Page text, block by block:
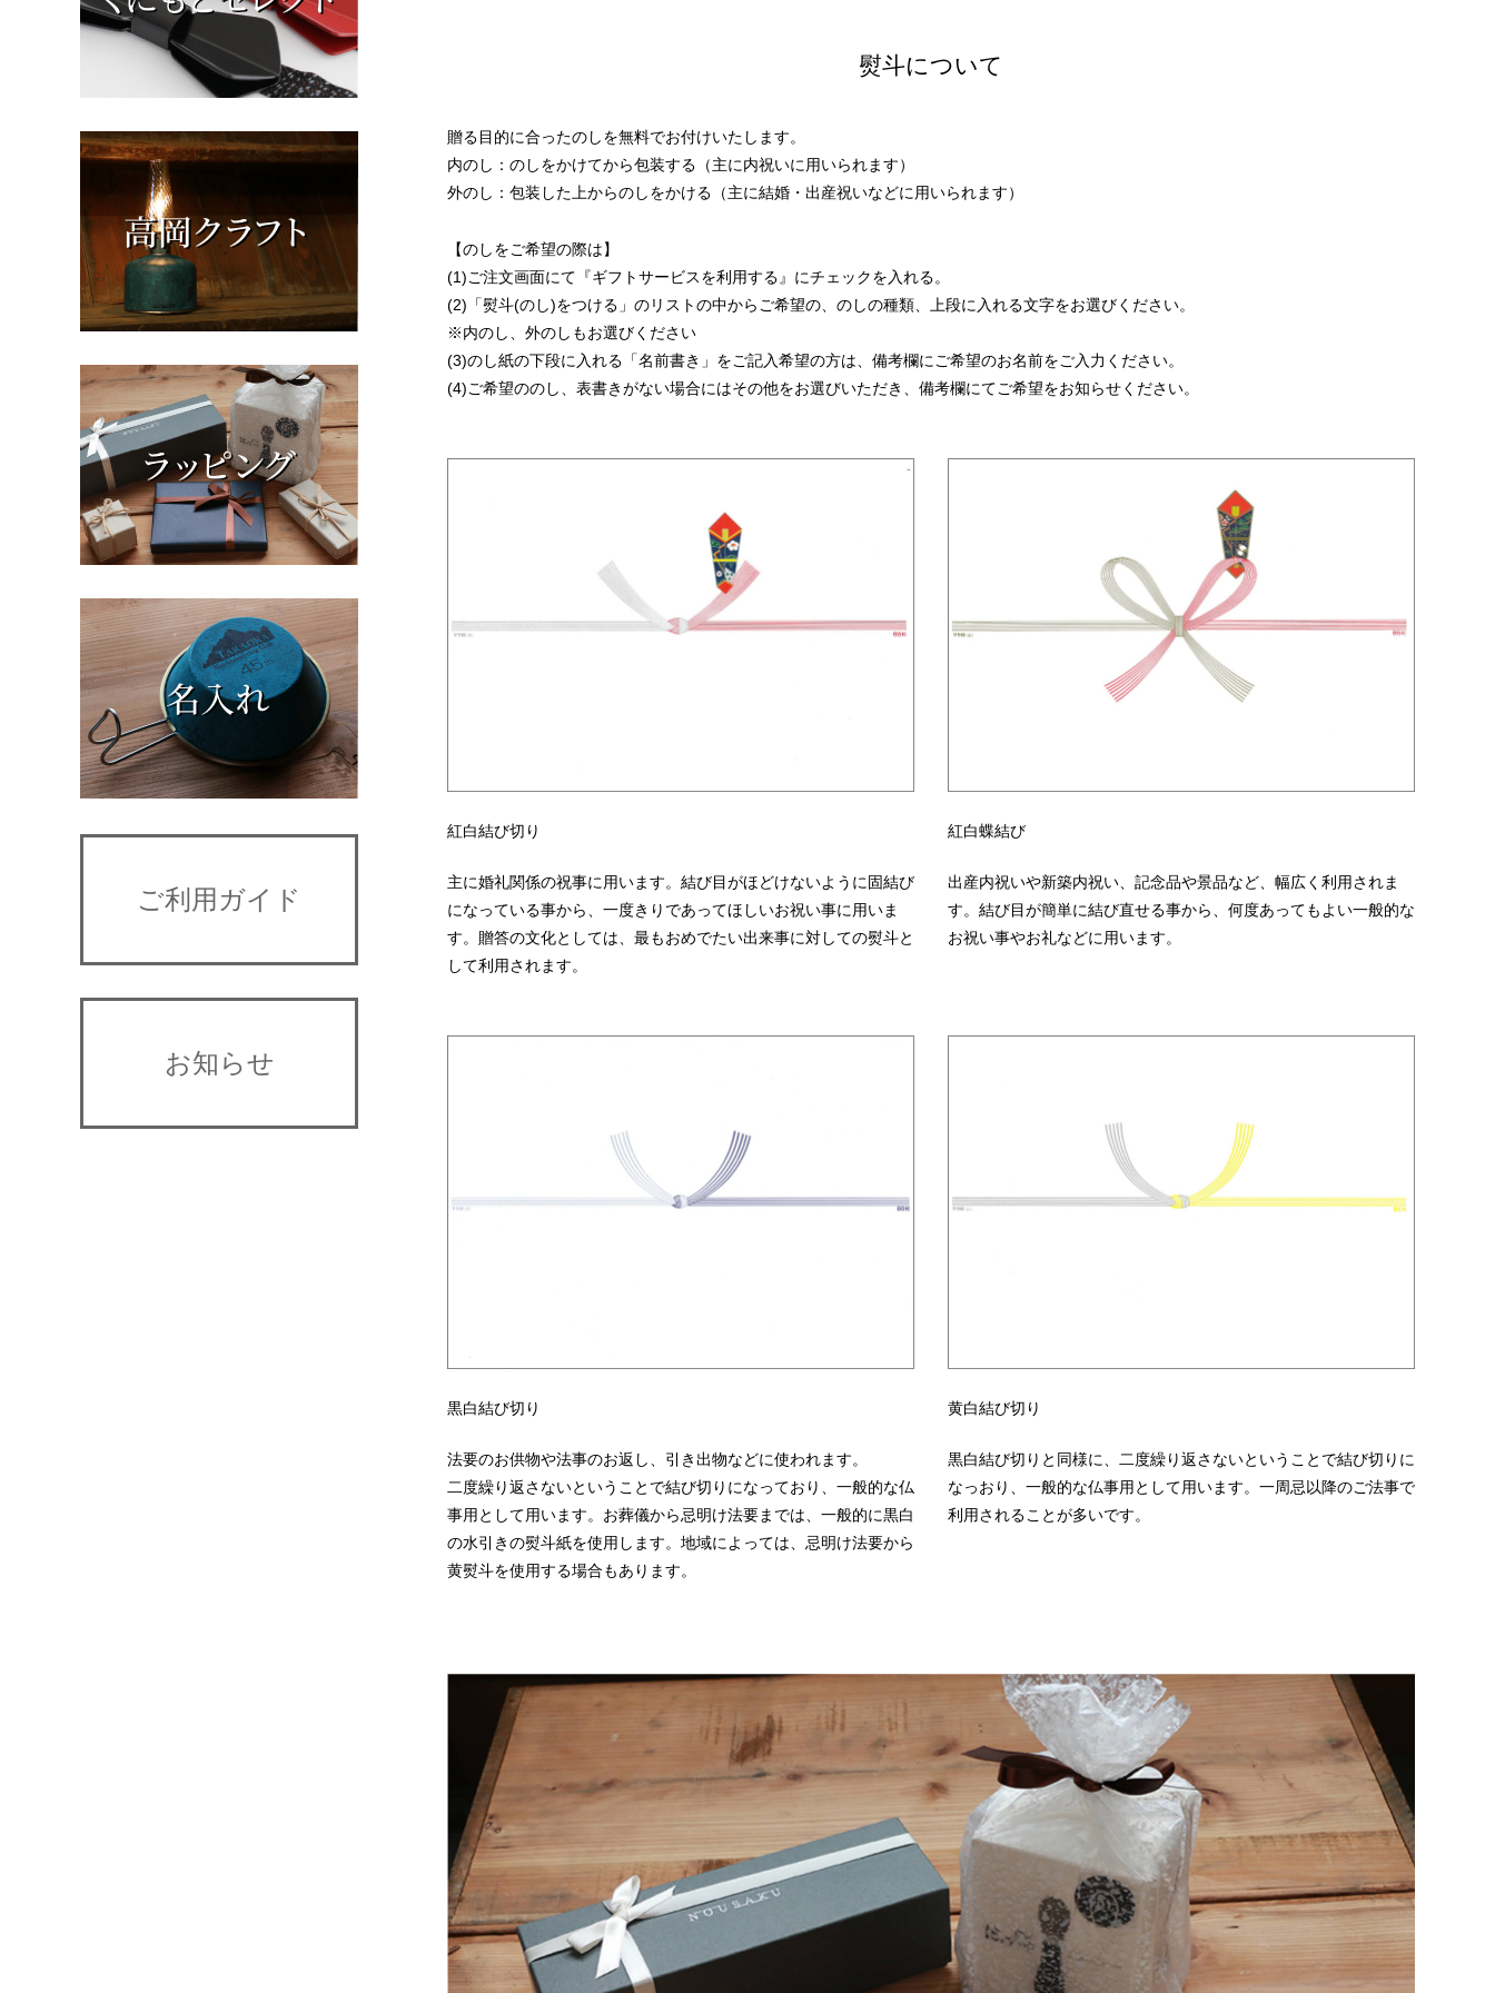
熨斗について
贈る目的に合ったのしを無料でお付けいたします。
内のし：のしをかけてから包装する（主に内祝いに用いられます）
外のし：包装した上からのしをかける（主に結婚・出産祝いなどに用いられます）
【のしをご希望の際は】
(1)ご注文画面にて『ギフトサービスを利用する』にチェックを入れる。
(2)「熨斗(のし)をつける」のリストの中からご希望の、のしの種類、上段に入れる文字をお選びください。
※内のし、外のしもお選びください
(3)のし紙の下段に入れる「名前書き」をご記入希望の方は、備考欄にご希望のお名前をご入力ください。
(4)ご希望ののし、表書きがない場合にはその他をお選びいただき、備考欄にてご希望をお知らせください。
紅白結び切り
主に婚礼関係の祝事に用います。結び目がほどけないように固結び
になっている事から、一度きりであってほしいお祝い事に用いま
す。贈答の文化としては、最もおめでたい出来事に対しての熨斗と
して利用されます。
紅白蝶結び
出産内祝いや新築内祝い、記念品や景品など、幅広く利用されま
す。結び目が簡単に結び直せる事から、何度あってもよい一般的な
お祝い事やお礼などに用います。
黒白結び切り
法要のお供物や法事のお返し、引き出物などに使われます。
二度繰り返さないということで結び切りになっており、一般的な仏
事用として用います。お葬儀から忌明け法要までは、一般的に黒白
の水引きの熨斗紙を使用します。地域によっては、忌明け法要から
黄熨斗を使用する場合もあります。
黄白結び切り
黒白結び切りと同様に、二度繰り返さないということで結び切りに
なっおり、一般的な仏事用として用います。一周忌以降のご法事で
利用されることが多いです。
ご利用ガイド
お知らせ